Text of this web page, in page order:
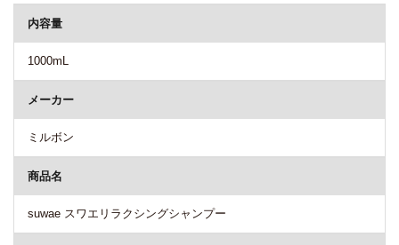
内容量
1000mL
メーカー
ミルボン
商品名
suwae スワエリラクシングシャンプー